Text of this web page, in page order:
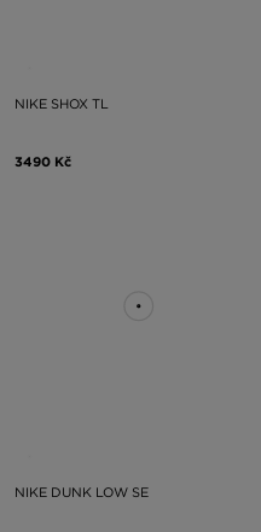
NIKE SHOX TL
3490 Kč
NIKE DUNK LOW SE